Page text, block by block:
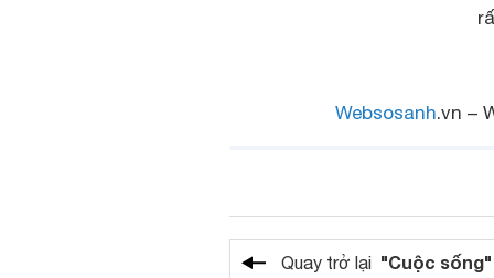
Websosanh.vn –
Quay trở lại "Cuộc sống"